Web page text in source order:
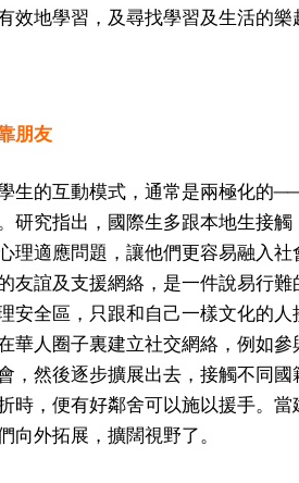
效地學習，及尋找學習及生活的樂
朋友
生的互動模式，通常是兩極化的
研究指出，國際生多跟本地生接
理適應問題，讓他們更容易融入
友誼及支援網絡，是一件說易行
安全區，只跟和自己一樣文化的人
華人圈子裏建立社交網絡，例如參
，然後逐步擴展出去，接觸不同
時，便有好鄰舍可以施以援手。
向外拓展，擴闊視野了。